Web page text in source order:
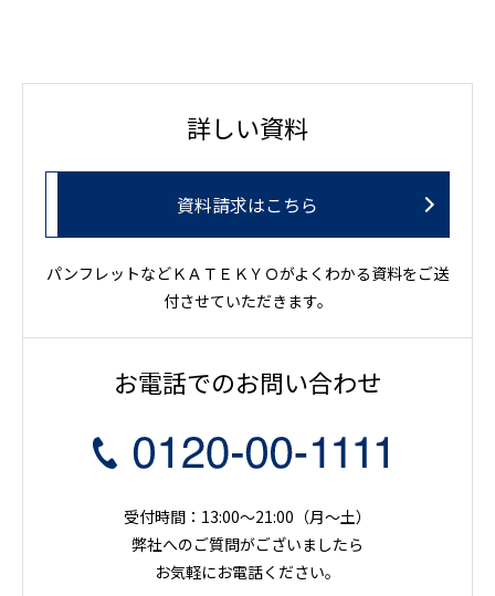
詳しい資料
資料請求はこちら
パンフレットなどＫＡＴＥＫＹＯがよくわかる資料をご送
付させていただきます。
お電話でのお問い合わせ
受付時間：13:00～21:00（月〜土）
弊社へのご質問がございましたら
お気軽にお電話ください。